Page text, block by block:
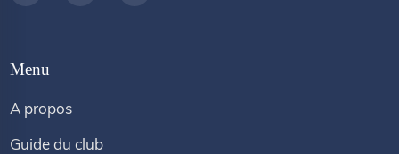
Menu
A propos
Guide du club